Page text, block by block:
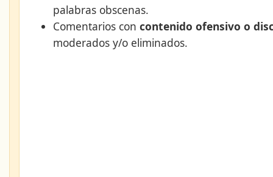
palabras obscenas.
Comentarios con contenido ofensivo o
moderados y/o eliminados.